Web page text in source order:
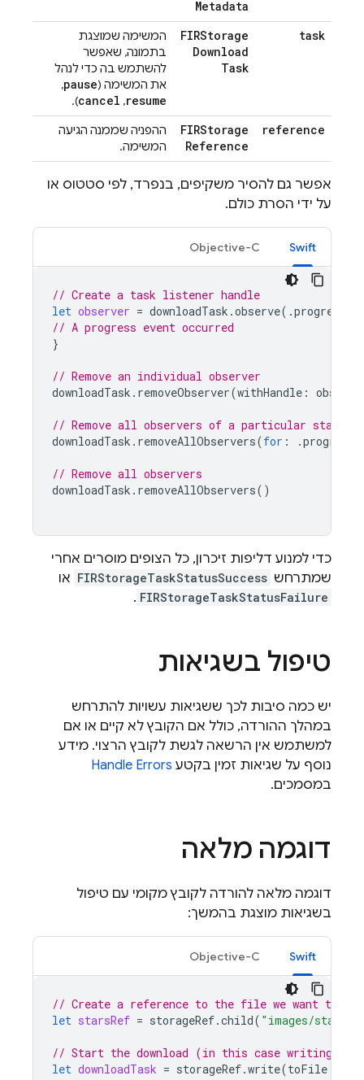
Metadata
task
FIRStorage
Download
Task
המשימה שמוצגת
בתמונה, שאפשר
להשתמש בה כדי לנהל
את המשימה (pause
,
resume
,
cancel
).
reference
FIRStorage
Reference
ההפניה שממנה הגיעה
המשימה.
אפשר גם להסיר משקיפים, בנפרד, לפי סטטוס או
על ידי הסרת כולם.
Swift
Objective-C
// Create a task listener handle
let observer = downloadTask .observe(.progress
// A progress event occurred
}
// Remove an individual observer
downloadTask . removeObserver(withHandle :
// Remove all observers of a particular status
downloadTask . removeAllObservers(for : .progress
// Remove all observers
downloadTask . removeAllObservers()
כדי למנוע דליפות זיכרון, כל הצופים מוסרים אחרי
שמתרחש FIRStorageTaskStatusSuccess או
FIRStorageTaskStatusFailure
.
טיפול בשגיאות
יש כמה סיבות לכך ששגיאות עשויות להתרחש
במהלך ההורדה, כולל אם הקובץ לא קיים או אם
למשתמש אין הרשאה לגשת לקובץ הרצוי. מידע
נוסף על שגיאות זמין בקטע Handle Errors
במסמכים.
דוגמה מלאה
דוגמה מלאה להורדה לקובץ מקומי עם טיפול
בשגיאות מוצגת בהמשך:
Swift
Objective-C
// Create a reference to the file we want to
let starsRef = storageRef.child( "images/
// Start the download (in this case writing
let downloadTask = storageRef.write(toFile